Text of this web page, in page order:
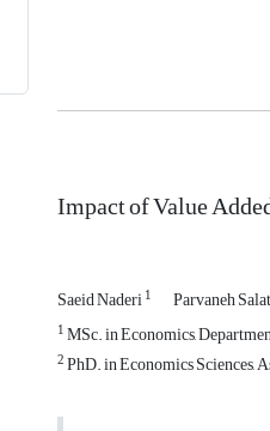
Impact of Value
Saeid Naderi1 Parvaneh
1MSc. in Economics,
2PhD. in Economics Sciences,